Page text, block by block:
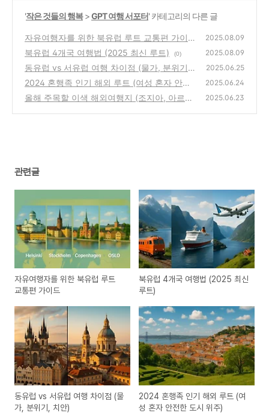
'작은 것들의 행복>GPT 여행 서포터' 카테고리의 다른 글
자유여행자를 위한 북유럽 루트 교통편 가이드
(0)
2025.08.09
북유럽 4개국 여행법 (2025 최신 루트) (0) 2025.08.09
동유럽 vs 서유럽 여행 차이점 (물가, 분위기,
치안)
(0)
2025.06.25
2024 혼행족 인기 해외 루트 (여성 혼자 안전
한 도시 위주)
(0)
2025.06.24
올해 주목할 이색 해외여행지 (조지아, 아르메
2025.06.23
관련글
자유여행자를 위한 북유럽 루트
교통편 가이드
북유럽 4개국 여행법 (2025 최신
루트)
동유럽 vs 서유럽 여행 차이점 (물
가, 분위기, 치안)
2024 혼행족 인기 해외 루트 (여
성 혼자 안전한 도시 위주)